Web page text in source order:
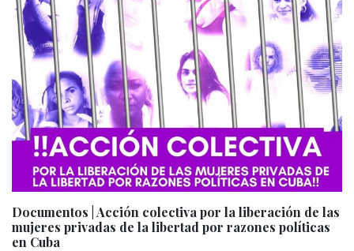
Documentos | Acción colectiva por la liberación de las
mujeres privadas de la libertad por razones políticas
en Cuba